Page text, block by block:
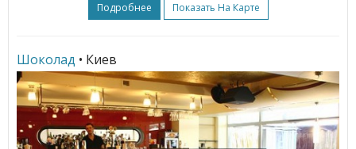
Подробнее Показать На Карте
Шоколад • Киев